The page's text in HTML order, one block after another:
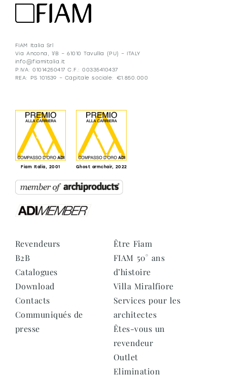
FIAM Italia Srl
Via Ancona, 1/B – 61010 Tavullia (PU) – ITALY
info@fiamitalia.it
P.IVA: 01014250417 C.F.: 00335410437
REA: PS 101539 – Capitale sociale: €1.850.000
Fiam Italia, 2001 Ghost armchair, 2022
Revendeurs
B2B
Catalogues
Download
Contacts
Communiqués de
presse
Être Fiam
FIAM 50° ans
d’histoire
Villa Miralfiore
Services pour les
architectes
Êtes-vous un
revendeur
Outlet
Elimination